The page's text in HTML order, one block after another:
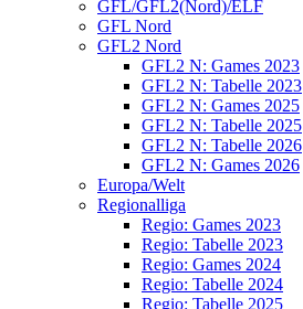
GFL/GFL2(Nord)/ELF
GFL Nord
GFL2 Nord
GFL2 N: Games 2023
GFL2 N: Tabelle 2023
GFL2 N: Games 2025
GFL2 N: Tabelle 2025
GFL2 N: Tabelle 2026
GFL2 N: Games 2026
Europa/Welt
Regionalliga
Regio: Games 2023
Regio: Tabelle 2023
Regio: Games 2024
Regio: Tabelle 2024
Regio: Tabelle 2025